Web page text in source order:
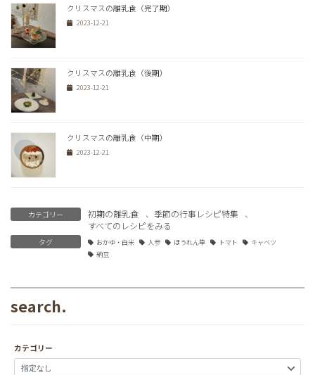
クリスマスの離乳食（完了期）
2023-12-21
クリスマスの離乳食（後期）
2023-12-21
クリスマスの離乳食（中期）
2023-12-21
カテゴリー 初期の離乳食 、 季節の行事レシピ特集
、
すべてのレシピをみる
タグ おかゆ・白米 人参 ほうれん草 トマト
キャベツ
納豆
search.
カテゴリー